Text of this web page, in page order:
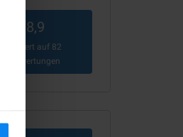
8,9
Basiert auf 82
Bewertungen